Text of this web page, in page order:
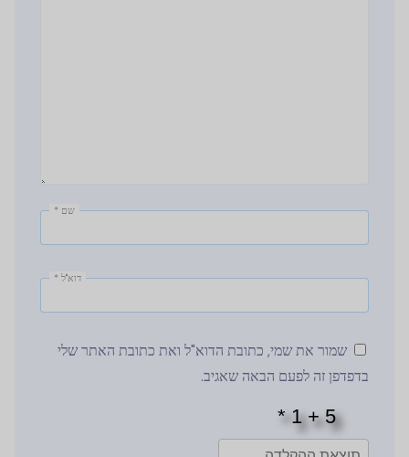
שם *
דוא"ל *
שמור את שמי, כתובת הדוא"ל ואת כתובת האתר שלי
בדפדפן זה לפעם הבאה שאגיב.